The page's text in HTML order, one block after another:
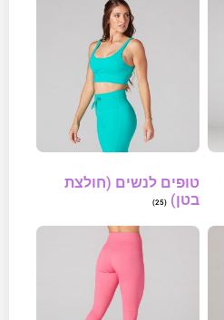
טופים לנשים (חולצת
בטן)(25)